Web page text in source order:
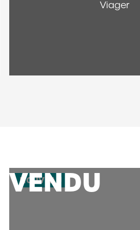
Viager
NOUVEAU
VENDU